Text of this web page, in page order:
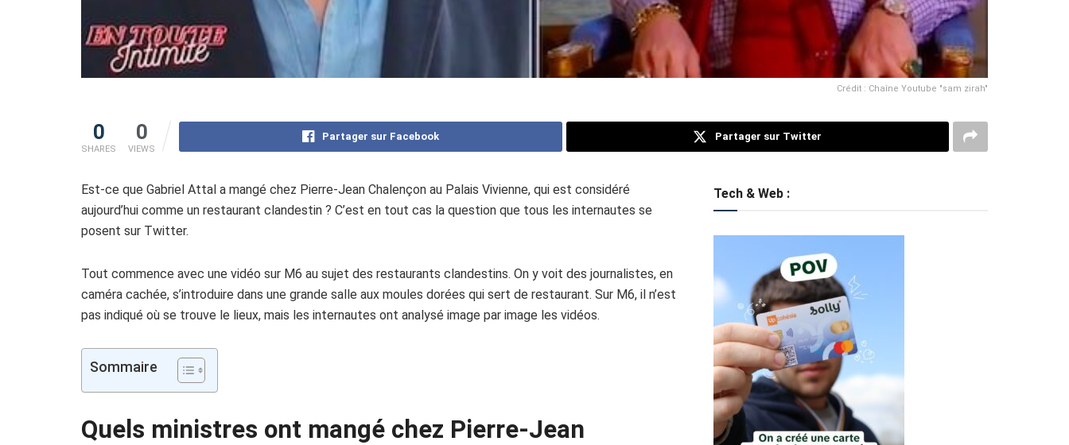
Crédit : Chaîne Youtube "sam zirah"
0
SHARES
0
VIEWS
Partager sur Facebook Partager sur Twitter
Est-ce que Gabriel Attal a mangé chez Pierre-Jean Chalençon au Palais Vivienne, qui est considéré
aujourd’hui comme un restaurant clandestin ? C’est en tout cas la question que tous les internautes se
posent sur Twitter.
Tout commence avec une vidéo sur M6 au sujet des restaurants clandestins. On y voit des journalistes, en
caméra cachée, s’introduire dans une grande salle aux moules dorées qui sert de restaurant. Sur M6, il n’est
pas indiqué où se trouve le lieux, mais les internautes ont analysé image par image les vidéos.
Sommaire
Quels ministres ont mangé chez Pierre-Jean
Tech & Web :